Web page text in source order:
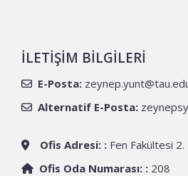
İLETIŞIM BILGILERI
E-Posta:
Alternatif E-Posta:
Ofis Adresi: : Fen Fakültesi
Ofis Oda Numarası: : 208